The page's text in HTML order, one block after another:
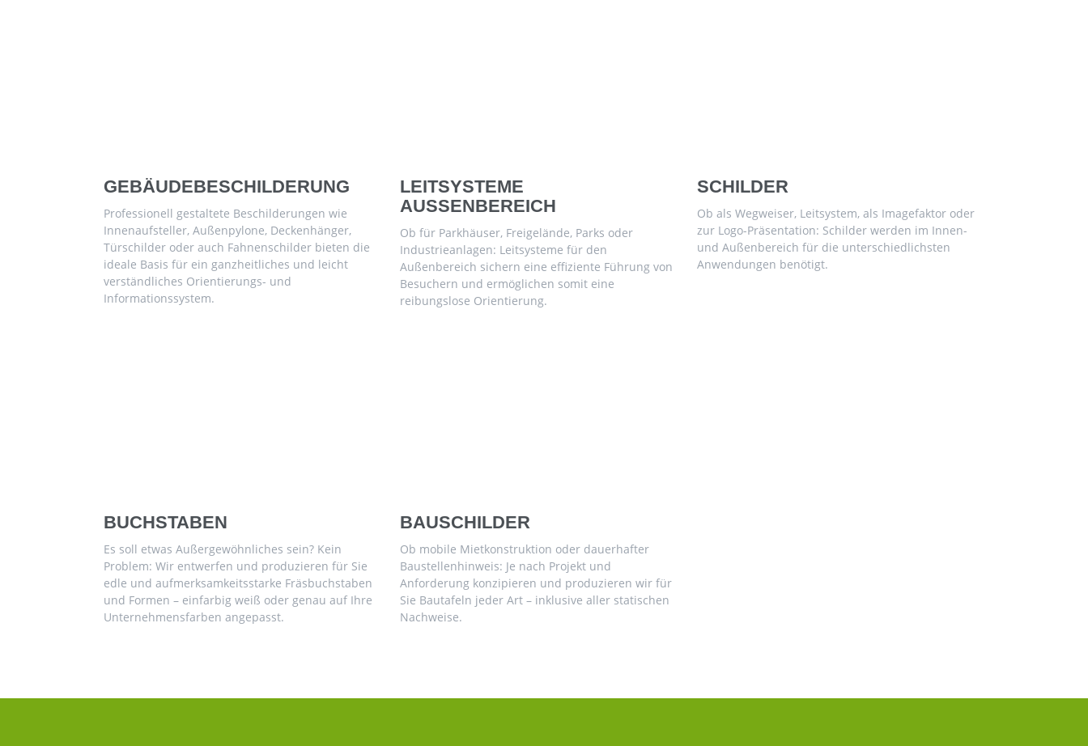
GEBÄUDEBESCHILDERUNG
Professionell gestaltete Beschilderungen wie
Innenaufsteller, Außenpylone, Deckenhänger,
Türschilder oder auch Fahnenschilder bieten die
ideale Basis für ein ganzheitliches und leicht
verständliches Orientierungs- und
Informationssystem.
LEITSYSTEME
AUSSENBEREICH
Ob für Parkhäuser, Freigelände, Parks oder
Industrieanlagen: Leitsysteme für den
Außenbereich sichern eine effiziente Führung von
Besuchern und ermöglichen somit eine
reibungslose Orientierung.
SCHILDER
Ob als Wegweiser, Leitsystem, als Imagefaktor oder
zur Logo-Präsentation: Schilder werden im Innen-
und Außenbereich für die unterschiedlichsten
Anwendungen benötigt.
BUCHSTABEN
Es soll etwas Außergewöhnliches sein? Kein
Problem: Wir entwerfen und produzieren für Sie
edle und aufmerksamkeitsstarke Fräsbuchstaben
und Formen – einfarbig weiß oder genau auf Ihre
Unternehmensfarben angepasst.
BAUSCHILDER
Ob mobile Mietkonstruktion oder dauerhafter
Baustellenhinweis: Je nach Projekt und
Anforderung konzipieren und produzieren wir für
Sie Bautafeln jeder Art – inklusive aller statischen
Nachweise.